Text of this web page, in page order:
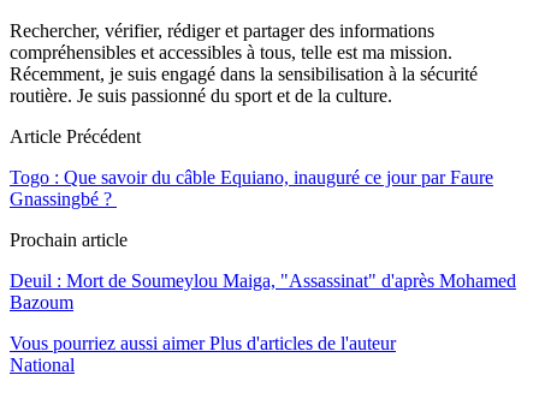
Rechercher, vérifier, rédiger et partager des informations
compréhensibles et accessibles à tous, telle est ma mission.
Récemment, je suis engagé dans la sensibilisation à la sécurité
routière. Je suis passionné du sport et de la culture.
Article Précédent
Togo : Que savoir du câble Equiano, inauguré ce jour par Faure
Gnassingbé ?
Prochain article
Deuil : Mort de Soumeylou Maiga, "Assassinat" d'après Mohamed
Bazoum
Vous pourriez aussi aimer Plus d'articles de l'auteur
National